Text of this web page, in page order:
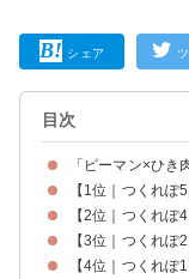
シェア
目次
「ピーマン×ひ
【1位｜つくれぽ
【2位｜つくれ
【3位｜つくれ
【4位｜つくれぽ